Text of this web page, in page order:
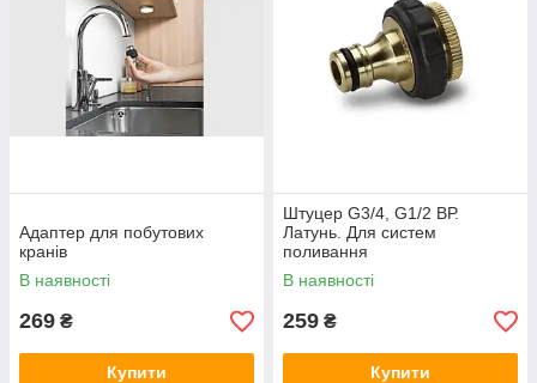
Адаптер для побутових
кранів
В наявності
269 ₴
Купити
Штуцер G3/4, G1/2 ВР.
Латунь. Для систем
поливання
В наявності
259 ₴
Купити